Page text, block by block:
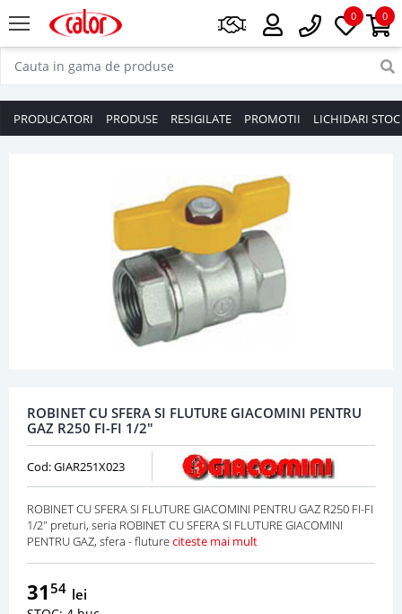
0
0
PRODUCATORI PRODUSE RESIGILATE PROMOTII LICHIDARI STOC
ROBINET CU SFERA SI FLUTURE GIACOMINI PENTRU
GAZ R250 FI-FI 1/2"
Cod: GIAR251X023
ROBINET CU SFERA SI FLUTURE GIACOMINI PENTRU GAZ R250 FI-FI
1/2" preturi, seria ROBINET CU SFERA SI FLUTURE GIACOMINI
PENTRU GAZ, sfera - flutureciteste mai mult
3154 lei